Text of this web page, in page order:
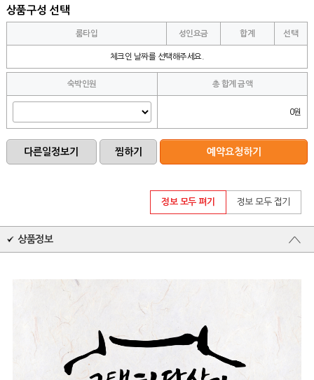
상품구성 선택
룸타입 성인요금 합계 선택
체크인 날짜를 선택해주세요.
숙박인원 총 합계 금액
0원
정보 모두 접기
정보 모두 펴기
상품정보